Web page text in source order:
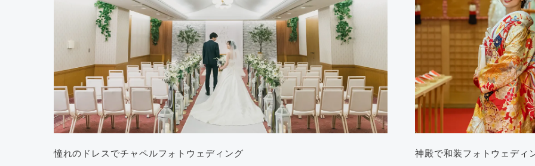
憧れのドレスでチャペルフォトウェディング 神殿で和装フォトウェディ